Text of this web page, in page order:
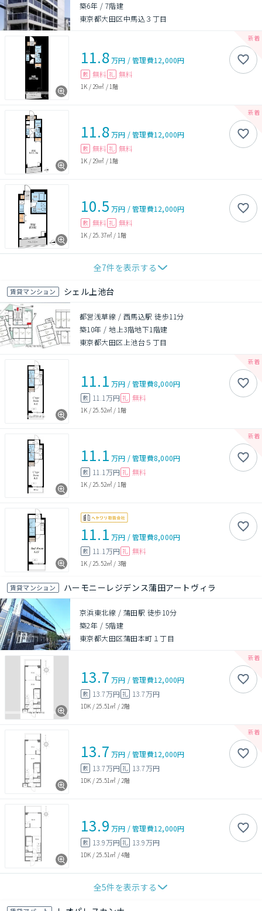
築6年 / 7階建
東京都大田区中馬込３丁目
11.8万円 /管理費12,000円
敷 無料 礼 無料
1K / 29㎡ / 1階
11.8万円 /管理費12,000円
敷 無料 礼 無料
1K / 29㎡ / 1階
10.5 万円 /管理費12,000円
敷 無料 礼 無料
1K / 25.37㎡ / 1階
全7件を表示する
賃貸マンション シェル上池台
都営浅草線 / 西馬込駅 徒歩11分
築10年 /地上3階地下1階建
東京都大田区上池台５丁目
11.1 万円 /管理費8,000円
敷 11.1万円 礼 無料
1K / 25.52㎡ / 1階
11.1 万円 /管理費8,000円
敷 11.1万円 礼 無料
1K / 25.52㎡ / 1階
11.1 万円 /管理費8,000円
敷 11.1万円 礼 無料
1K /25.52㎡ / 3階
賃貸マンション ハーモニーレジデンス蒲田アートヴィラ
京浜東北線 / 蒲田駅 徒歩10分
築2年 / 5階建
東京都大田区蒲田本町１丁目
13.7 万円 /管理費12,000円
敷 13.7万円 礼 13.7万円
1DK / 25.51㎡ / 2階
13.7 万円 /管理費12,000円
敷 13.7万円 礼 13.7万円
1DK / 25.51㎡ / 2階
13.9 万円 /管理費12,000円
敷 13.9万円 礼 13.9万円
1DK / 25.51㎡ /4階
全5件を表示する